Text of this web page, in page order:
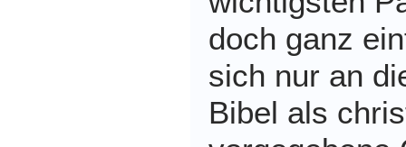
doch ganz
sich nur an
Bibel als